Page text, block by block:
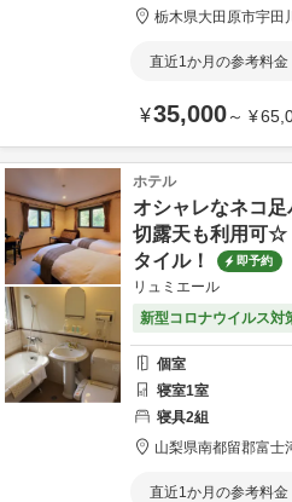
栃木県大田原市宇田川
直近1か月の参考料金
¥35,000～ ¥
ホテル
オシャレなネコ
切露天も利用可☆
タイル！
即予約
リュミエール
新型コロナウイルス対
個室
寝室1室
寝具2組
山梨県南都留郡富士
直近1か月の参考料金